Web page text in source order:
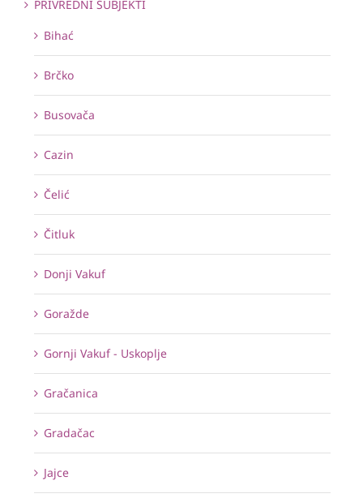
PRIVREDNI SUBJEKTI
Bihać
Brčko
Busovača
Cazin
Čelić
Čitluk
Donji Vakuf
Goražde
Gornji Vakuf - Uskoplje
Gračanica
Gradačac
Jajce